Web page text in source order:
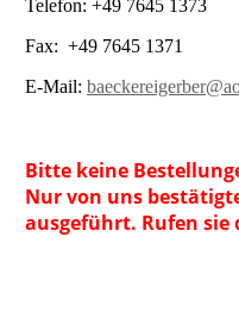
Telefon: +49 7645 1373
Fax: +49 7645 1371
E-Mail:
Bitte keine
Nur von uns
ausgeführt. Rufen sie